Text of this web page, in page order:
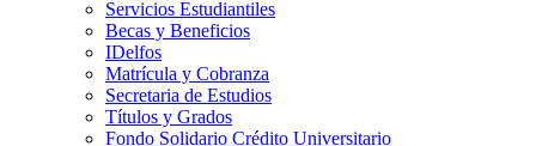
Servicios Estudiantiles
Becas y Beneficios
IDelfos
Matrícula y Cobranza
Secretaria de Estudios
Títulos y Grados
Fondo Solidario Crédito Universitario